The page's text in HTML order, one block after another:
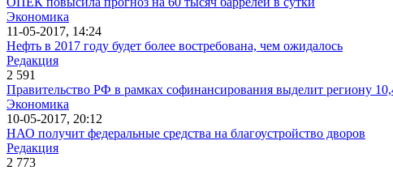
Экономика
11-05-2017, 14:24
Нефть в 2017 году будет более востребована, чем ожидалось
Редакция
2 591
Правительство РФ в рамках софинансирования выделит региону
Экономика
10-05-2017, 20:12
НАО получит федеральные средства на благоустройство дворов
Редакция
2 773